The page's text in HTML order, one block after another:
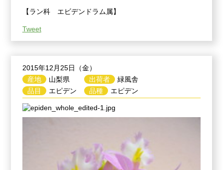
【ラン科 エビデンドラム属】
Tweet
2015年12月25日（金）
産地
山梨県
品目
エピデン
出荷者
緑風舎
品種
エピデン